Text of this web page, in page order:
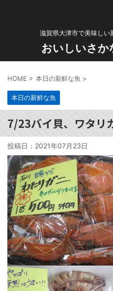
滋賀県大津市で美味しい
おいしいさ
HOME > 本日の新鮮な魚 >
本日の新鮮な魚
7/23バイ貝、ワタリ
投稿日： 2021年07月23日